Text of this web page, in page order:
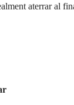
aterrar al